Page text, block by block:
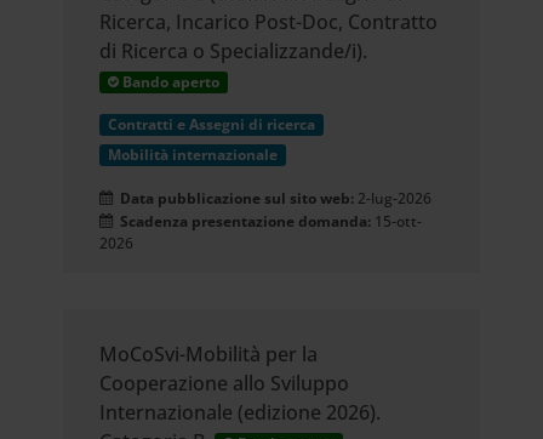
Ricerca, Incarico Post-Doc, Contratto
di Ricerca o Specializzande/i).
Bando aperto
Contratti e Assegni di ricerca
Mobilità internazionale
Data pubblicazione sul sito web: 2-lug-2026
Scadenza presentazione domanda: 15-ott-
2026
MoCoSvi-Mobilità per la
Cooperazione allo Sviluppo
Internazionale (edizione 2026).